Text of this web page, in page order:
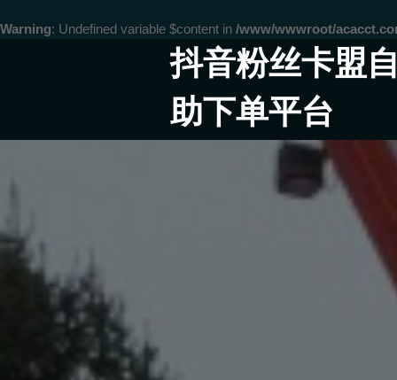
Warning: Undefined variable $content in /www/wwwroot/
抖音粉丝卡盟自
助下单平台